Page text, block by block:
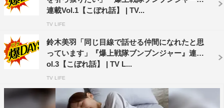
うれしさが押し寄せてきましたね。
◆相馬さんはメインキャストの中で最年長ですが、現場の
雰囲気をどのように感じていますか？ また、最年長とし
て心がけていることはありますか？
話数を重ねるごとにどんどん団結力が高まり、コミュニケ
ーションもたくさん取るようになりました。撮影の合間も
みんなでご飯を食べたり、遊びに行ったりと本当に仲良く
連載Vol.1【こぼれ話】 | TV...
TV LIFE
鈴木美羽「同じ目線で話せる仲間になれたと思
っています」『爆上戦隊ブンブンジャー』連載V
ol.3【こぼれ話】 | TV L...
TV LIFE